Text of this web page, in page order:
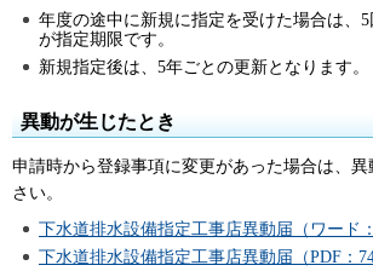
年度の途中に新規に指定を受けた場合は、
が指定期限です。
新規指定後は、5年ごとの更新となります。
異動が生じたとき
申請時から登録事項に変更があった場合は、
さい。
下水道排水設備指定工事店異動届（ワード：
下水道排水設備指定工事店異動届（PDF：